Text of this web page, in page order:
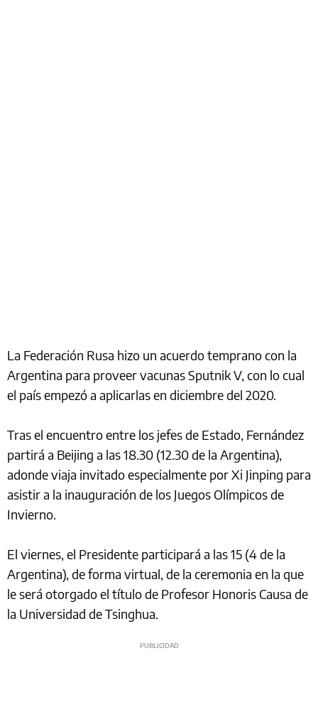
La Federación Rusa hizo un acuerdo temprano con la
Argentina para proveer vacunas Sputnik V, con lo cual
el país empezó a aplicarlas en diciembre del 2020.
Tras el encuentro entre los jefes de Estado, Fernández
partirá a Beijing a las 18.30 (12.30 de la Argentina),
adonde viaja invitado especialmente por Xi Jinping para
asistir a la inauguración de los Juegos Olímpicos de
Invierno.
El viernes, el Presidente participará a las 15 (4 de la
Argentina), de forma virtual, de la ceremonia en la que
le será otorgado el título de Profesor Honoris Causa de
la Universidad de Tsinghua.